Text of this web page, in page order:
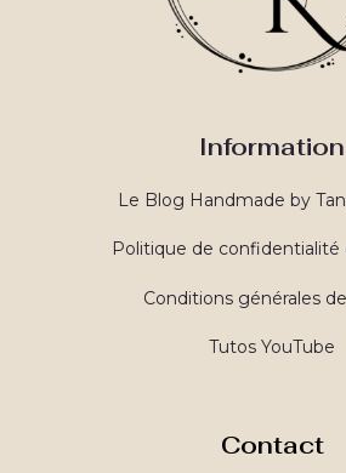
Information
Le Blog Handmade by
Politique de confidentialité
Conditions générales
Tutos YouTube
Contact